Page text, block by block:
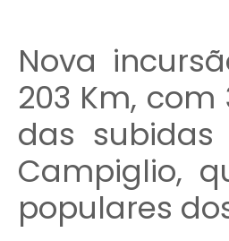
Nova
203 Km,
das
Campiglio,
populares